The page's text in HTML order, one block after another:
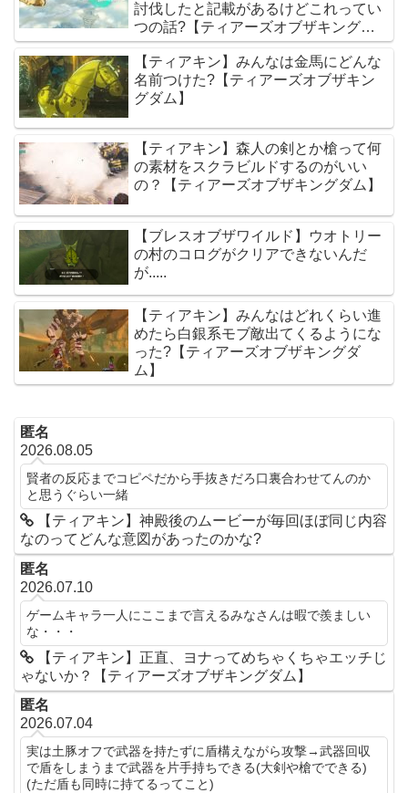
討伐したと記載があるけどこれってい
つの話?【ティアーズオブザキングダ
ム】
【ティアキン】みんなは金馬にどんな
名前つけた?【ティアーズオブザキン
グダム】
【ティアキン】森人の剣とか槍って何
の素材をスクラビルドするのがいい
の？【ティアーズオブザキングダム】
【ブレスオブザワイルド】ウオトリー
の村のコログがクリアできないんだ
が.....
【ティアキン】みんなはどれくらい進
めたら白銀系モブ敵出てくるようにな
った?【ティアーズオブザキングダ
ム】
匿名
2026.08.05
賢者の反応までコピペだから手抜きだろ口裏合わせてんのか
と思うぐらい一緒
【ティアキン】神殿後のムービーが毎回ほぼ同じ内容
なのってどんな意図があったのかな?
匿名
2026.07.10
ゲームキャラ一人にここまで言えるみなさんは暇で羨ましい
な・・・
【ティアキン】正直、ヨナってめちゃくちゃエッチじ
ゃないか？【ティアーズオブザキングダム】
匿名
2026.07.04
実は土豚オフで武器を持たずに盾構えながら攻撃→武器回収
で盾をしまうまで武器を片手持ちできる(大剣や槍でできる)
(ただ盾も同時に持てるってこと)